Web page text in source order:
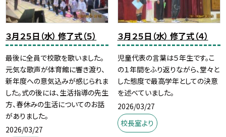
３月２５日（水） 修了式（５）
最後に全員で校歌を歌いました。
元気な歌声が体育館に響き渡り、
新年度への意気込みが感じられま
した。式の後には、生活指導の先生
方、春休みの生活についてのお話
がありました。
2026/03/27
３月２５日（水） 修了式（４）
児童代表の言葉は５年生です。こ
の１年間をふり返りながら、堂々と
した態度で最高学年としての決意
を述べていました。
2026/03/27
校長室より